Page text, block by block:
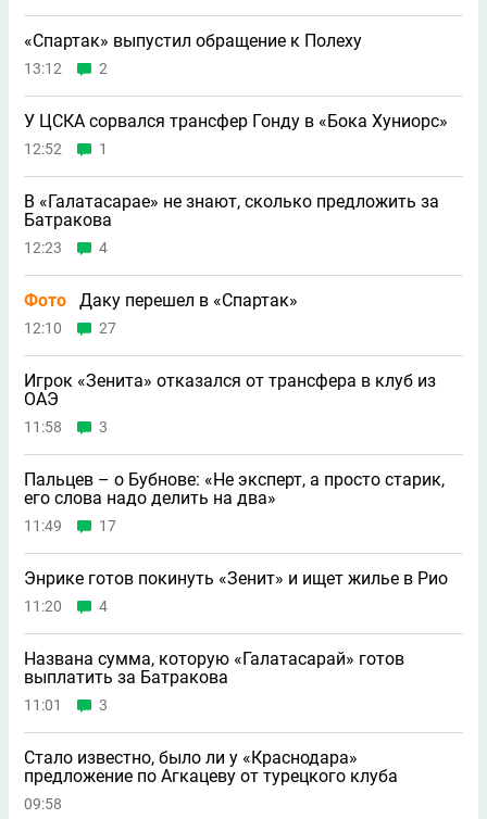
«Спартак» выпустил обращение к Полеху
13:12 2
У ЦСКА сорвался трансфер Гонду в «Бока Хуниорс»
12:52 1
В «Галатасарае» не знают, сколько предложить за
Батракова
12:23 4
Фото Даку перешел в «Спартак»
12:10 27
Игрок «Зенита» отказался от трансфера в клуб из
ОАЭ
11:58 3
Пальцев – о Бубнове: «Не эксперт, а просто старик,
его слова надо делить на два»
11:49 17
Энрике готов покинуть «Зенит» и ищет жилье в Рио
11:20 4
Названа сумма, которую «Галатасарай» готов
выплатить за Батракова
11:01 3
Стало известно, было ли у «Краснодара»
предложение по Агкацеву от турецкого клуба
09:58